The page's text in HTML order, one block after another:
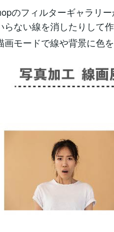
のフィルターギャラリ
らない線を消したりして作
画モードで線や背景に色